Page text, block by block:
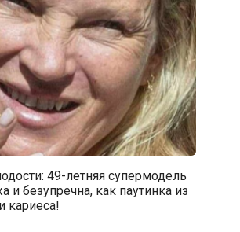
49-летняя супермодель
и безупречна, как паутинка из
кариеса!